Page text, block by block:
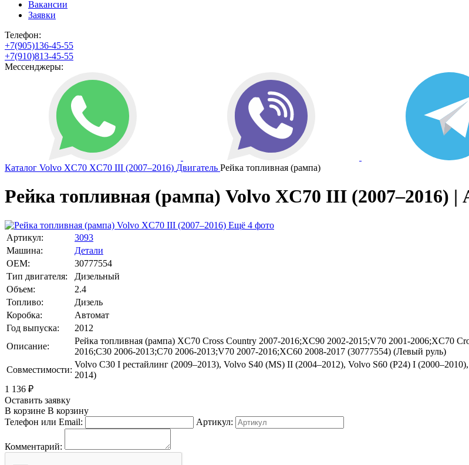
Вакансии
Заявки
Телефон:
+7(905)136-45-55
+7(910)813-45-55
Мессенджеры:
Каталог Volvo XC70 XC70 III (2007–2016) Двигатель Рейка топливная (рампа)
Рейка топливная (рампа) Volvo XC70 III (2007–2016) |
Ещё 4 фото
Артикул:
3093
Машина:
Детали
OEM:
30777554
Тип двигателя:
Дизельный
Объем:
2.4
Топливо:
Дизель
Коробка:
Автомат
Год выпуска:
2012
Описание:
Рейка топливная (рампа) XC70 Cross Country 2007-2016;XC90 2002-2015;V70 2001-2006;XC70
2016;C30 2006-2013;C70 2006-2013;V70 2007-2016;XC60 2008-2017 (30777554) (Левый руль)
Совместимости:
Volvo C30 I рестайлинг (2009–2013), Volvo S40 (MS) II (2004–2012), Volvo S60 (P24) I
2014)
1 136 ₽
Оставить заявку
В корзине В корзину
Телефон или Email:
Артикул:
Комментарий: